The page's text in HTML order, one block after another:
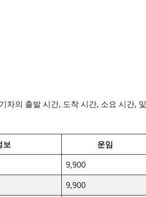
차의 출발 시간, 도착 시간, 소요 시간, 및
보
운임
9,900
9,900